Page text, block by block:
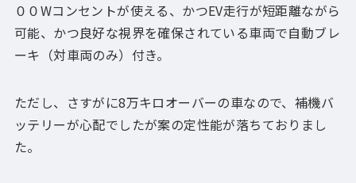
００Wコンセントが使える、かつEV走行が短距離ながら
可能、かつ良好な視界を確保されている車両で自動ブレ
ーキ（対車両のみ）付き。
ただし、さすがに8万キロオーバーの車なので、補機バ
ッテリーが心配でしたが案の定性能が落ちておりまし
た。